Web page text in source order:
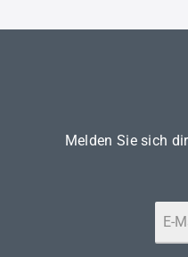
Melden Sie sich